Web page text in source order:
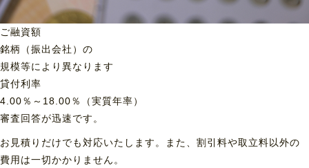
ご融資額
銘柄（振出会社）の
規模等により異なります
貸付利率
4.00％～18.00％（実質年率）
審査回答が迅速です。
お見積りだけでも対応いたします。また、割引料や取立料以外の
費用は一切かかりません。